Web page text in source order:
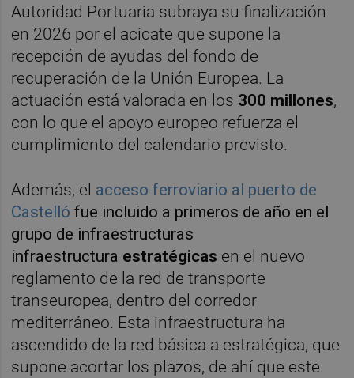
Autoridad Portuaria subraya su finalización
en 2026 por el acicate que supone la
recepción de ayudas del fondo de
recuperación de la Unión Europea. La
actuación está valorada en los 300 millones,
con lo que el apoyo europeo refuerza el
cumplimiento del calendario previsto.
Además, el acceso ferroviario al puerto de
Castelló fue incluido a primeros de año en el
grupo de infraestructuras
infraestructura estratégicas en el nuevo
reglamento de la red de transporte
transeuropea, dentro del corredor
mediterráneo. Esta infraestructura ha
ascendido de la red básica a estratégica, que
supone acortar los plazos, de ahí que este